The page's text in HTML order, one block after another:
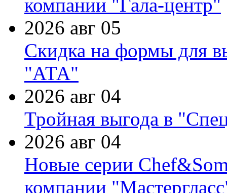
компании "Гала-центр"
2026 авг 05
Скидка на формы для
"АТА"
2026 авг 04
Тройная выгода в
2026 авг 04
Новые серии
компании